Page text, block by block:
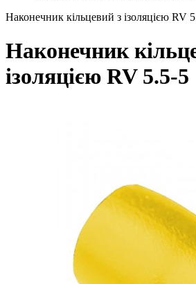
Наконечник кільцевий з ізоляцією RV
Наконечник
ізоляцією RV 5.5-5